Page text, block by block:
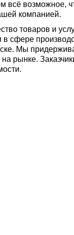
всё возможное,
компанией.
товаров и
сфере
Мы
рынке.